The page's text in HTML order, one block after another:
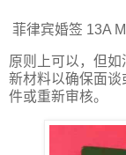
菲律宾婚签 13A
原则上可以，但
新材料以确保面
件或重新审核。